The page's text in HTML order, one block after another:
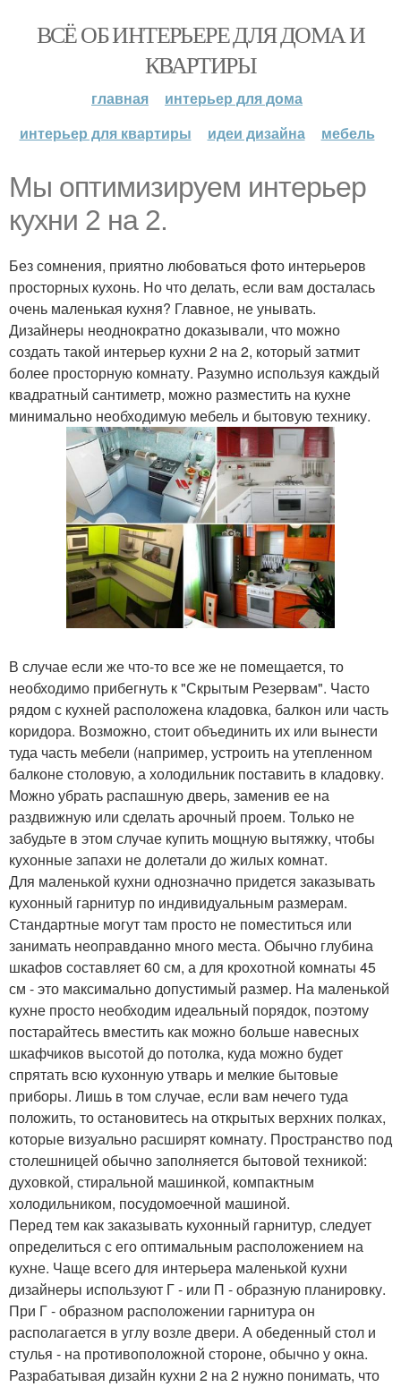
ВСЁ ОБ ИНТЕРЬЕРЕ ДЛЯ ДОМА И
КВАРТИРЫ
главная
интерьер для дома
интерьер для квартиры
идеи дизайна мебель
Мы оптимизируем интерьер
кухни 2 на 2.
Без сомнения, приятно любоваться фото интерьеров
просторных кухонь. Но что делать, если вам досталась
очень маленькая кухня? Главное, не унывать.
Дизайнеры неоднократно доказывали, что можно
создать такой интерьер кухни 2 на 2, который затмит
более просторную комнату. Разумно используя каждый
квадратный сантиметр, можно разместить на кухне
минимально необходимую мебель и бытовую технику.
В случае если же что-то все же не помещается, то
необходимо прибегнуть к "Скрытым Резервам". Часто
рядом с кухней расположена кладовка, балкон или часть
коридора. Возможно, стоит объединить их или вынести
туда часть мебели (например, устроить на утепленном
балконе столовую, а холодильник поставить в кладовку.
Можно убрать распашную дверь, заменив ее на
раздвижную или сделать арочный проем. Только не
забудьте в этом случае купить мощную вытяжку, чтобы
кухонные запахи не долетали до жилых комнат.
Для маленькой кухни однозначно придется заказывать
кухонный гарнитур по индивидуальным размерам.
Стандартные могут там просто не поместиться или
занимать неоправданно много места. Обычно глубина
шкафов составляет 60 см, а для крохотной комнаты 45
см - это максимально допустимый размер. На маленькой
кухне просто необходим идеальный порядок, поэтому
постарайтесь вместить как можно больше навесных
шкафчиков высотой до потолка, куда можно будет
спрятать всю кухонную утварь и мелкие бытовые
приборы. Лишь в том случае, если вам нечего туда
положить, то остановитесь на открытых верхних полках,
которые визуально расширят комнату. Пространство под
столешницей обычно заполняется бытовой техникой:
духовкой, стиральной машинкой, компактным
холодильником, посудомоечной машиной.
Перед тем как заказывать кухонный гарнитур, следует
определиться с его оптимальным расположением на
кухне. Чаще всего для интерьера маленькой кухни
дизайнеры используют Г - или П - образную планировку.
При Г - образном расположении гарнитура он
располагается в углу возле двери. А обеденный стол и
стулья - на противоположной стороне, обычно у окна.
Разрабатывая дизайн кухни 2 на 2 нужно понимать, что